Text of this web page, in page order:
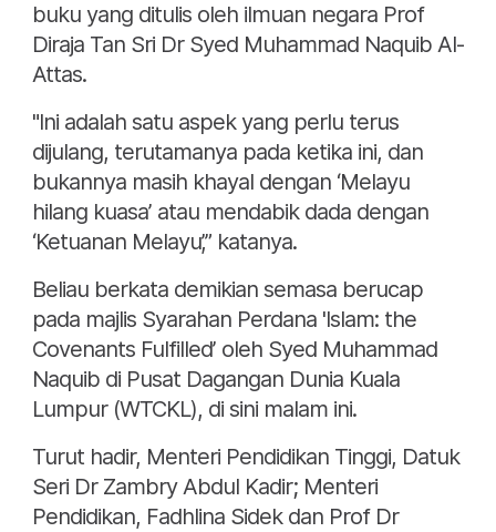
buku yang ditulis oleh ilmuan negara Prof
Diraja Tan Sri Dr Syed Muhammad Naquib Al-
Attas.
"Ini adalah satu aspek yang perlu terus
dijulang, terutamanya pada ketika ini, dan
bukannya masih khayal dengan ‘Melayu
hilang kuasa’ atau mendabik dada dengan
‘Ketuanan Melayu’,” katanya.
Beliau berkata demikian semasa berucap
pada majlis Syarahan Perdana 'Islam: the
Covenants Fulfilled’ oleh Syed Muhammad
Naquib di Pusat Dagangan Dunia Kuala
Lumpur (WTCKL), di sini malam ini.
Turut hadir, Menteri Pendidikan Tinggi, Datuk
Seri Dr Zambry Abdul Kadir; Menteri
Pendidikan, Fadhlina Sidek dan Prof Dr